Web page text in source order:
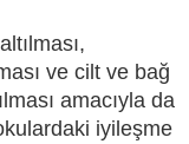
ve cilt ve bağ
amacıyla da
iyileşme